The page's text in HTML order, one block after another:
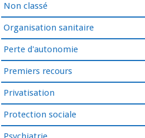
Non classé
Organisation sanitaire
Perte d'autonomie
Premiers recours
Privatisation
Protection sociale